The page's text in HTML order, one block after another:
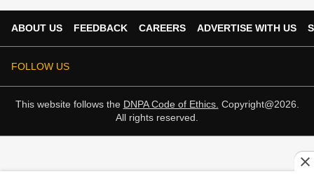
ABOUT US FEEDBACK CAREERS ADVERTISE WITH US
FOLLOW US
This website follows the DNPA Code of Ethics. Copyright@2026.
All rights reserved.